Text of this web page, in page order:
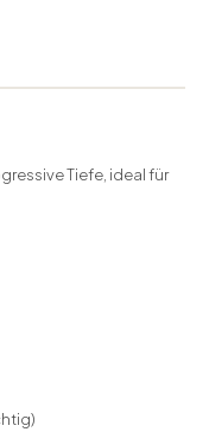
Tiefe, ideal für